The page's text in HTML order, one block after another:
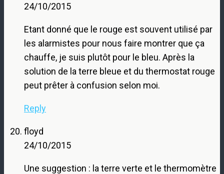
24/10/2015
Etant donné que le rouge est souvent utilisé par
les alarmistes pour nous faire montrer que ça
chauffe, je suis plutôt pour le bleu. Après la
solution de la terre bleue et du thermostat rouge
peut prêter à confusion selon moi.
Reply
floyd
24/10/2015
Une suggestion : la terre verte et le thermomètre